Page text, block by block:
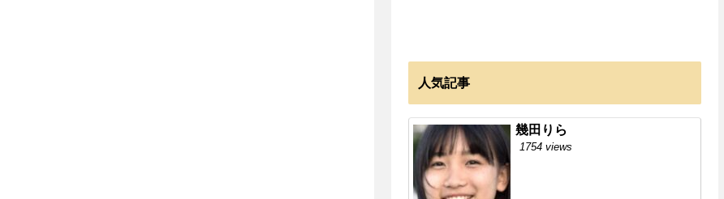
人気記事
幾田りら
1754 views